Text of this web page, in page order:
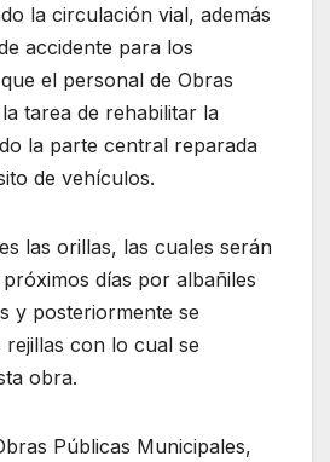
la circulación vial, además
accidente para los
el personal de Obras
tarea de rehabilitar la
la parte central reparada
de vehículos.
las orillas, las cuales serán
días por albañiles
y posteriormente se
con lo cual se
obra.
Públicas Municipales,